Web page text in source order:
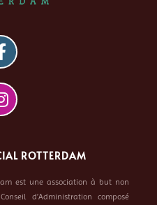
ROTTERDAM
est une association à but non
d’Administration composé